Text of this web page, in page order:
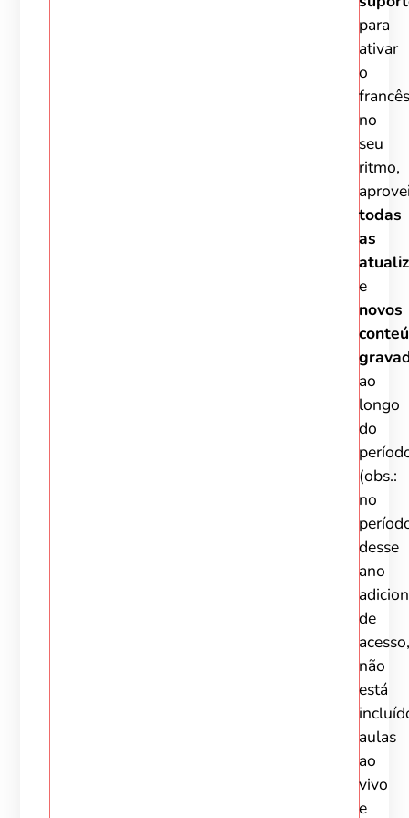
para
ativar
o
francês
no
seu
ritmo,
todas
as
e
novos
ao
longo
do
(obs.:
no
desse
ano
de
acesso,
não
está
aulas
ao
vivo
e